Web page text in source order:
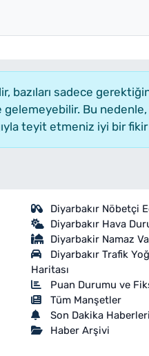
bazıları sadece
Bu nedenle,
teyit etmeniz iyi bir fikir
Diyarbakır Nöbetçi
Diyarbakır Hava
Diyarbakir Namaz
Diyarbakır Trafik
Haritası
Puan Durumu ve
Tüm Manşetler
Son Dakika Haberleri
Haber Arşivi